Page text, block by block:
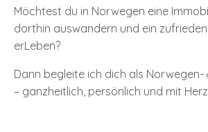
Möchtest du in Norwegen eine
dorthin auswandern und ein
erLeben?
Dann begleite ich dich als
– ganzheitlich, persönlich und mit